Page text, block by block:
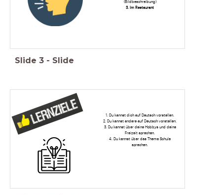
(Bildbeschreibung)
3. Im Restaurant
Slide 3 - Slide
1. Du kannst dich auf Deutsch vorstellen.
2. Du kannst andere auf Deutsch vorstellen.
3. Du kannst über deine Hobbys und deine
Freizeit sprechen.
4. Du kannst über das Thema Schule
sprechen.